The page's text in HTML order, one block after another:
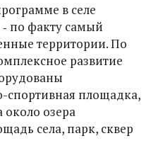
в селе
по факту самый
территории. По
развитие
спортивная площадка,
около озера
села, парк, сквер